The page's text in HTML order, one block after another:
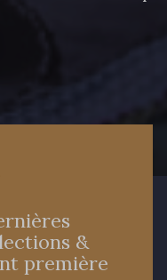
&
première